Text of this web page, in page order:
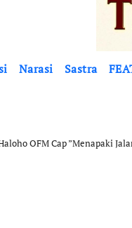
Narasi Sastra
OFM Cap ”Menapaki